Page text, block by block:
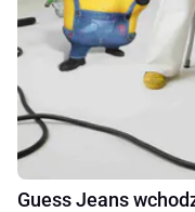
Guess Jeans